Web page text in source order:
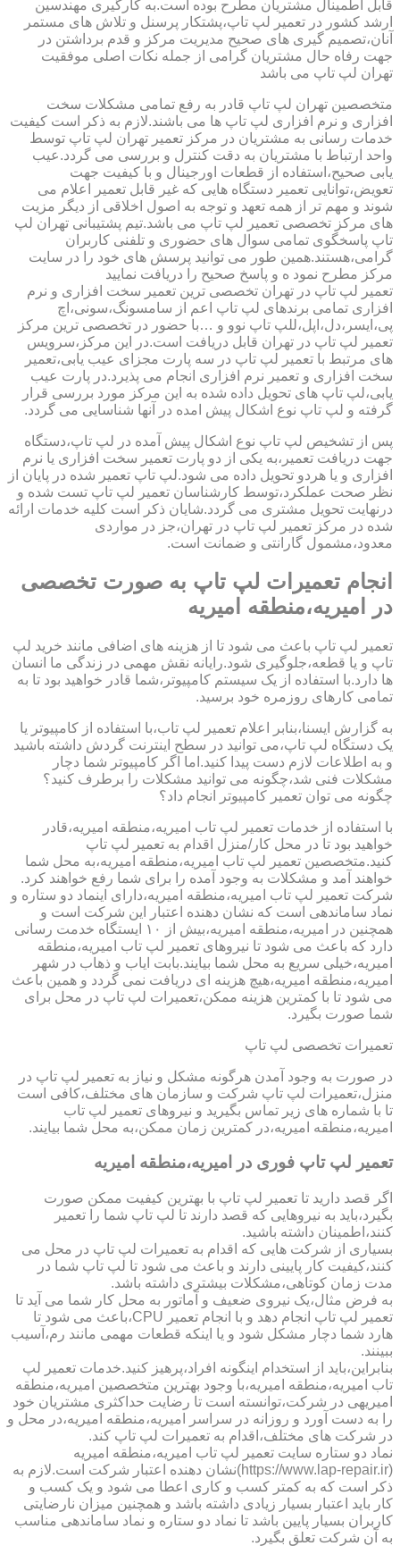
قابل اطمینال مشتریان مطرح بوده است.به کارگیری مهندسین
ارشد کشور در تعمیر لپ تاپ،پشتکار پرسنل و تلاش های مستمر
آنان،تصمیم گیری های صحیح مدیریت مرکز و قدم برداشتن در
جهت رفاه حال مشتریان گرامی از جمله نکات اصلی موفقیت
تهران لپ تاپ می باشد
متخصصین تهران لپ تاپ قادر به رفع تمامی مشکلات سخت
افزاری و نرم افزاری لپ تاپ ها می باشند.لازم به ذکر است کیفیت
خدمات رسانی به مشتریان در مرکز تعمیر تهران لپ تاپ توسط
واحد ارتباط با مشتریان به دقت کنترل و بررسی می گردد.عیب
یابی صحیح،استفاده از قطعات اورجینال و با کیفیت جهت
تعویض،توانایی تعمیر دستگاه هایی که غیر قابل تعمیر اعلام می
شوند و مهم تر از همه تعهد و توجه به اصول اخلاقی از دیگر مزیت
های مرکز تخصصی تعمیر لپ تاپ می باشد.تیم پشتیبانی تهران لپ
تاپ پاسخگوی تمامی سوال های حضوری و تلفنی کاربران
گرامی،هستند.همین طور می توانید پرسش های خود را در سایت
مرکز مطرح نمود ه و پاسخ صحیح را دریافت نمایید
تعمیر لپ تاپ در تهران تخصصی ترین تعمیر سخت افزاری و نرم
افزاری تمامی برندهای لپ تاپ اعم از سامسونگ،سونی،اچ
پی،ایسر،دل،اپل،للپ تاپ نوو و …با حضور در تخصصی ترین مرکز
تعمیر لپ تاپ در تهران قابل دریافت است.در این مرکز،سرویس
های مرتبط با تعمیر لپ تاپ در سه پارت مجزای عیب یابی،تعمیر
سخت افزاری و تعمیر نرم افزاری انجام می پذیرد.در پارت عیب
یابی،لپ تاپ های تحویل داده شده به این مرکز مورد بررسی قرار
گرفته و لپ تاپ نوع اشکال پیش امده در آنها شناسایی می گردد.
پس از تشخیص لپ تاپ نوع اشکال پیش آمده در لپ تاپ،دستگاه
جهت دریافت تعمیر،به یکی از دو پارت تعمیر سخت افزاری یا نرم
افزاری و یا هردو تحویل داده می شود.لپ تاپ تعمیر شده در پایان از
نظر صحت عملکرد،توسط کارشناسان تعمیر لپ تاپ تست شده و
درنهایت تحویل مشتری می گردد.شایان ذکر است کلیه خدمات ارائه
شده در مرکز تعمیر لپ تاپ در تهران،جز در مواردی
معدود،مشمول گارانتی و ضمانت است.
انجام تعمیرات لپ تاپ به صورت تخصصی
در امیریه،منطقه امیریه
تعمیر لپ تاپ باعث می شود تا از هزینه های اضافی مانند خرید لپ
تاپ و یا قطعه،جلوگیری شود.رایانه نقش مهمی در زندگی ما انسان
ها دارد.با استفاده از یک سیستم کامپیوتر،شما قادر خواهید بود تا به
تمامی کارهای روزمره خود برسید.
به گزارش ایسنا،بنابر اعلام تعمیر لپ تاب،با استفاده از کامپیوتر یا
یک دستگاه لپ تاپ،می توانید در سطح اینترنت گردش داشته باشید
و به اطلاعات لازم دست پیدا کنید.اما اگر کامپیوتر شما دچار
مشکلات فنی شد،چگونه می توانید مشکلات را برطرف کنید؟
چگونه می توان تعمیر کامپیوتر انجام داد؟
با استفاده از خدمات تعمیر لپ تاب امیریه،منطقه امیریه،قادر
خواهید بود تا در محل کار/منزل اقدام به تعمیر لپ تاپ
کنید.متخصصین تعمیر لپ تاب امیریه،منطقه امیریه،به محل شما
خواهند آمد و مشکلات به وجود آمده را برای شما رفع خواهند کرد.
شرکت تعمیر لپ تاب امیریه،منطقه امیریه،دارای اینماد دو ستاره و
نماد ساماندهی است که نشان دهنده اعتبار این شرکت است و
همچنین در امیریه،منطقه امیریه،بیش از ۱۰ ایستگاه خدمت رسانی
دارد که باعث می شود تا نیروهای تعمیر لپ تاب امیریه،منطقه
امیریه،خیلی سریع به محل شما بیایند.بابت ایاب و ذهاب در شهر
امیریه،منطقه امیریه،هیچ هزینه ای دریافت نمی گردد و همین باعث
می شود تا با کمترین هزینه ممکن،تعمیرات لپ تاپ در محل برای
شما صورت بگیرد.
تعمیرات تخصصی لپ تاپ
در صورت به وجود آمدن هرگونه مشکل و نیاز به تعمیر لپ تاپ در
منزل،تعمیرات لپ تاپ شرکت و سازمان های مختلف،کافی است
تا با شماره های زیر تماس بگیرید و نیروهای تعمیر لپ تاب
امیریه،منطقه امیریه،در کمترین زمان ممکن،به محل شما بیایند.
تعمیر لپ تاپ فوری در امیریه،منطقه امیریه
اگر قصد دارید تا تعمیر لپ تاپ با بهترین کیفیت ممکن صورت
بگیرد،باید به نیروهایی که قصد دارند تا لپ تاپ شما را تعمیر
کنند،اطمینان داشته باشید.
بسیاری از شرکت هایی که اقدام به تعمیرات لپ تاپ در محل می
کنند،کیفیت کار پایینی دارند و باعث می شود تا لپ تاپ شما در
مدت زمان کوتاهی،مشکلات بیشتری داشته باشد.
به فرض مثال،یک نیروی ضعیف و آماتور به محل کار شما می آید تا
تعمیر لپ تاپ انجام دهد و با انجام تعمیر CPU،باعث می شود تا
هارد شما دچار مشکل شود و یا اینکه قطعات مهمی مانند رم،آسیب
ببینند.
بنابراین،باید از استخدام اینگونه افراد،پرهیز کنید.خدمات تعمیر لپ
تاب امیریه،منطقه امیریه،با وجود بهترین متخصصین امیریه،منطقه
امیریهی در شرکت،توانسته است تا رضایت حداکثری مشتریان خود
را به دست آورد و روزانه در سراسر امیریه،منطقه امیریه،در محل و
در شرکت های مختلف،اقدام به تعمیرات لپ تاپ کند.
نماد دو ستاره سایت تعمیر لپ تاب امیریه،منطقه امیریه
(https://www.lap-repair.ir)نشان دهنده اعتبار شرکت است.لازم به
ذکر است که به کمتر کسب و کاری اعطا می شود و یک کسب و
کار باید اعتبار بسیار زیادی داشته باشد و همچنین میزان نارضایتی
کاربران بسیار پایین باشد تا نماد دو ستاره و نماد ساماندهی مناسب
به آن شرکت تعلق بگیرد.